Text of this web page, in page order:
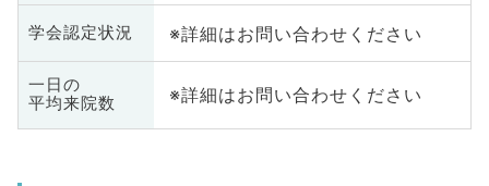
学会認定状況 ※詳細はお問い合わせください
一日の
平均来院数
※詳細はお問い合わせください